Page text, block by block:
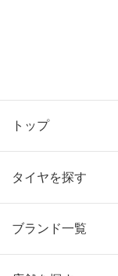
トップ
タイヤを探す
ブランド一覧